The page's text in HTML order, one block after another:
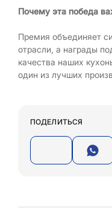
Почему эта победа
Премия объединяет
отрасли, а награды
качества наших
один из лучших
ПОДЕЛИТЬСЯ